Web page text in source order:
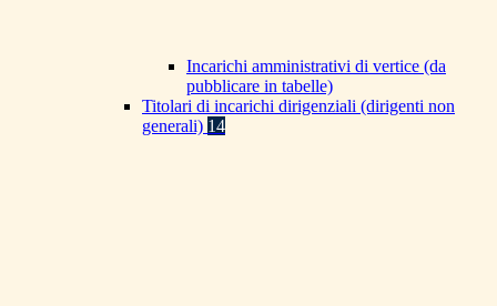
Incarichi amministrativi di vertice (da
pubblicare in tabelle)
Titolari di incarichi dirigenziali (dirigenti non
generali) 14